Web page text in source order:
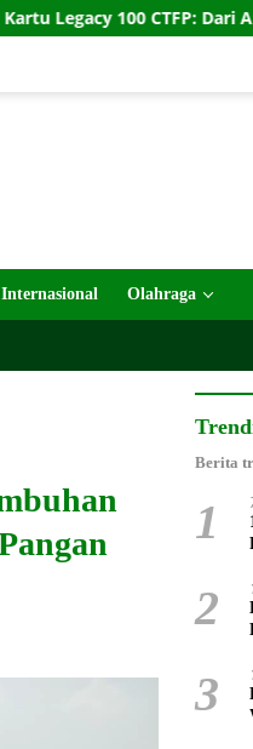
Dari Andrew Parsons
Internasional Olahraga
Berita
1
2
3